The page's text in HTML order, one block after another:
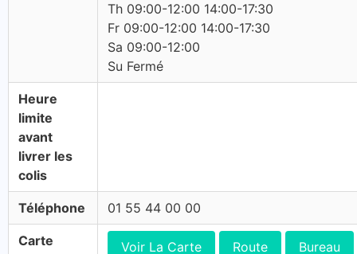
Th 09:00-12:00 14:00-17:30
Fr 09:00-12:00 14:00-17:30
Sa 09:00-12:00
Su Fermé
Heure
limite
avant
livrer les
colis
Téléphone 01 55 44 00 00
Carte Voir La Carte Route Bureau